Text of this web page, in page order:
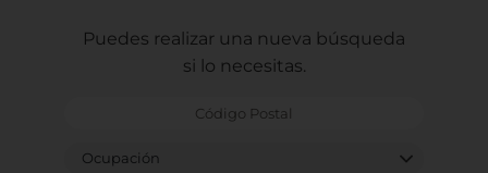
Puedes realizar una nueva búsqueda
si lo necesitas.